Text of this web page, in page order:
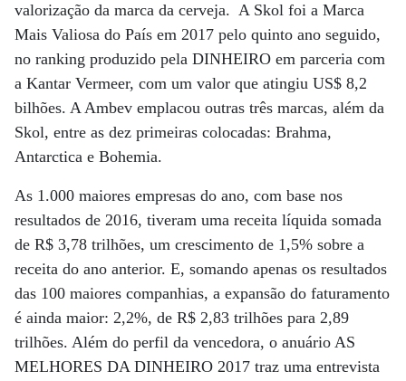
valorização da marca da cerveja. A Skol foi a Marca
Mais Valiosa do País em 2017 pelo quinto ano seguido,
no ranking produzido pela DINHEIRO em parceria com
a Kantar Vermeer, com um valor que atingiu US$ 8,2
bilhões. A Ambev emplacou outras três marcas, além da
Skol, entre as dez primeiras colocadas: Brahma,
Antarctica e Bohemia.
As 1.000 maiores empresas do ano, com base nos
resultados de 2016, tiveram uma receita líquida somada
de R$ 3,78 trilhões, um crescimento de 1,5% sobre a
receita do ano anterior. E, somando apenas os resultados
das 100 maiores companhias, a expansão do faturamento
é ainda maior: 2,2%, de R$ 2,83 trilhões para 2,89
trilhões. Além do perfil da vencedora, o anuário AS
MELHORES DA DINHEIRO 2017 traz uma entrevista